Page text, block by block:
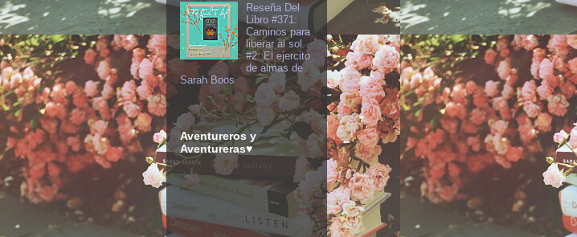
Reseña Del
Libro #371:
Caminos para
liberar al sol
#2: El ejercito
de almas de
Sarah Boos
Aventureros y
Aventureras♥